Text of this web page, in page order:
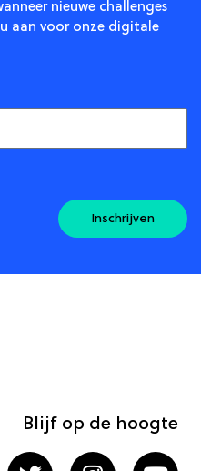
nieuwe challenges
aan voor onze digitale
Inschrijven
Blijf op de hoogte